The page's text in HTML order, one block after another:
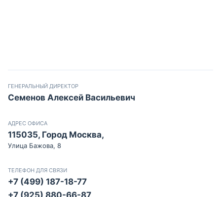
ГЕНЕРАЛЬНЫЙ ДИРЕКТОР
Семенов Алексей Васильевич
АДРЕС ОФИСА
115035, Город Москва,
Улица Бажова, 8
ТЕЛЕФОН ДЛЯ СВЯЗИ
+7 (499) 187-18-77
+7 (925) 880-66-87